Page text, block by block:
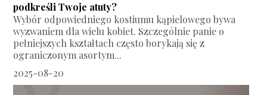
podkreśli Twoje atuty?
Wybór odpowiedniego kostiumu kąpielowego bywa
wyzwaniem dla wielu kobiet. Szczególnie panie o
pełniejszych kształtach często borykają się z
ograniczonym asortym...
2025-08-20